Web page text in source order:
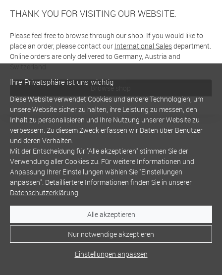
THANK YOU FOR VISITING OUR WEBSITE.
Please feel free to browse through our shop. If you would like to
place an order, please contact our International Salesdepartment.
Online orders are only delivered to Germany, Austria and
Switzerland
Browse shop
Ihre Privatsphäre ist uns wichtig
Diese Website verwendet Cookies und andere Technologien, um
unsere Website sicher zu halten, ihre Leistung zu messen, den
Inhalt zu personalisieren und Ihre Nutzung unserer Website zu
verbessern. Zu diesem Zweck erfassen wir Daten über Benutzer
und deren Verhalten.
Mit der Entscheidung für "Alle akzeptieren" stimmen Sie der
Verwendung aller Cookies zu. Für weitere Informationen und
Anpassung Ihrer Einstellungen wählen Sie "Einstellungen
anpassen". Detailliertere Informationen finden Sie in unserer
Datenschutzerklärung.
Alle akzeptieren
Nur notwendige akzeptieren
Einstellungen anpassen